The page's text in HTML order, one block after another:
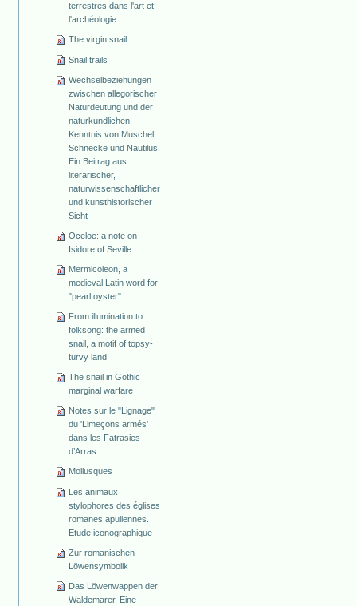
terrestres dans l'art et
l'archéologie
The virgin snail
Snail trails
Wechselbeziehungen
zwischen allegorischer
Naturdeutung und der
naturkundlichen
Kenntnis von Muschel,
Schnecke und Nautilus.
Ein Beitrag aus
literarischer,
naturwissenschaftlicher
und kunsthistorischer
Sicht
Oceloe: a note on
Isidore of Seville
Mermicoleon, a
medieval Latin word for
"pearl oyster"
From illumination to
folksong: the armed
snail, a motif of topsy-
turvy land
The snail in Gothic
marginal warfare
Notes sur le "Lignage"
du 'Limeçons armés'
dans les Fatrasies
d’Arras
Mollusques
Les animaux
stylophores des églises
romanes apuliennes.
Etude iconographique
Zur romanischen
Löwensymbolik
Das Löwenwappen der
Waldemarer. Eine